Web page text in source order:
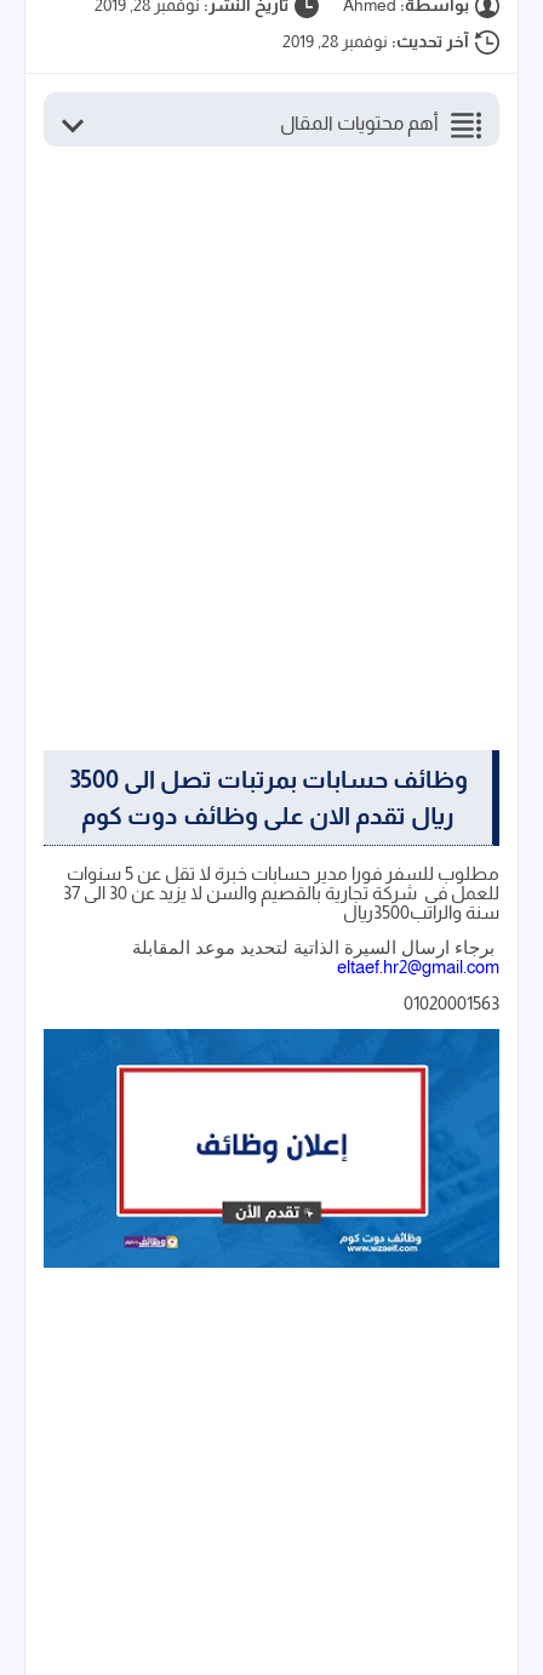
بواسطة: Ahmed تاريخ النشر: نوفمبر 28, 2019
آخر تحديث: نوفمبر 28, 2019
أهم محتويات المقال
وظائف حسابات بمرتبات تصل الى 3500
ريال تقدم الان على وظائف دوت كوم
مطلوب للسفر فورا مدير حسابات خبرة لا تقل عن 5 سنوات
للعمل فى شركة تجارية بالقصيم والسن لا يزيد عن 30 الى 37
سنة والراتب3500ريال
برجاء ارسال السيرة الذاتية لتحديد موعد المقابلة
eltaef.hr2@gmail.com
01020001563